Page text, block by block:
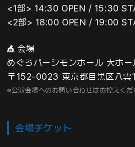
<1部> 14:30 OPEN / 15:30
<2部> 18:00 OPEN / 19:00
🎪 会場
めぐろパーシモンホール 大ホー
〒152-0023 東京都目黒区八雲
※公演会場へのお問い合わせはお控えくだ
会場チケット